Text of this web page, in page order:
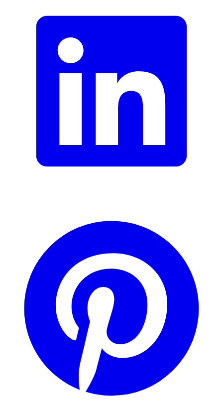
Hydroxide,Trideceth-5,Phenoxyethanol,Benzyl
Alcohol|Entwickler:Aqua (Water, Eau),Hydrogen
Oil,Disodium Pyrophosphate,Sodium Cetearyl
Sulfate,Disodium EDTA,Sodium
Benzoate,Phosphoric Acid
Haarfarbe
0 Monate
Garantieinformationen Schwarzkopf BRILLANCE
Fehler melden
Beschreibung
E-Mail-Adresse (optional)
Formular schliessen
Senden
Falsche Daten melden